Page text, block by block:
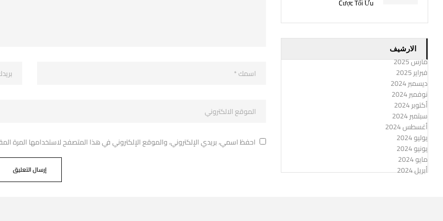
Cược Tối Ưu
الارشيف
مارس 2025
فبراير 2025
ديسمبر 2024
نوفمبر 2024
أكتوبر 2024
سبتمبر 2024
أغسطس 2024
يوليو 2024
يونيو 2024
مايو 2024
أبريل 2024
احفظ اسمي، بريدي الإلكتروني، والموقع الإلكتروني في هذا المتصفح لاستخدامها المرة